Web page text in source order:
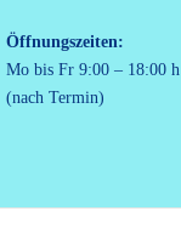
Öffnungszeiten:
Mo bis Fr 9:00 – 18:00 h
(nach Termin)